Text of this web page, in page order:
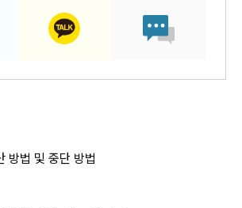
방법 및 중단 방법